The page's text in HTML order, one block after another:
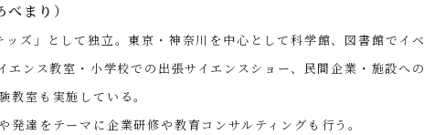
まり）
ズ」として独立。東京・神奈川を中心として科学館、図書館でイベ
ンス教室・小学校での出張サイエンスショー、民間企業・施設への
教室も実施している。
達をテーマに企業研修や教育コンサルティングも行う。